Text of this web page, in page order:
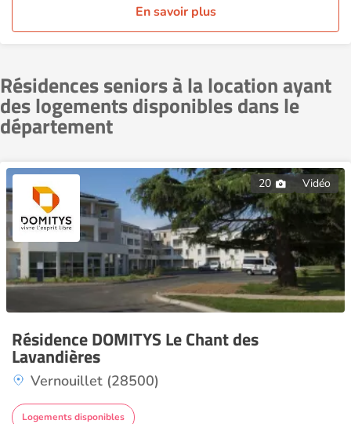
En savoir plus
Résidences seniors à la location ayant
des logements disponibles dans le
département
20 Vidéo
Résidence DOMITYS Le Chant des
Lavandières
Vernouillet (28500)
Logements disponibles